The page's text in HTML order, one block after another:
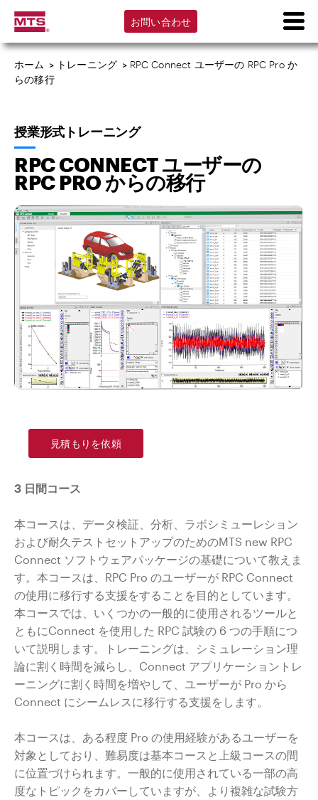
お問い合わせ
ホーム > トレーニング > RPC Connect ユーザーの RPC Pro か
らの移行
授業形式トレーニング
RPC CONNECT ユーザーの
RPC PRO からの移行
見積もりを依頼
3 日間コース
本コースは、データ検証、分析、ラボシミューレション
および耐久テストセットアップのためのMTS new RPC
Connect ソフトウェアパッケージの基礎について教えま
す。本コースは、RPC Pro のユーザーが RPC Connect
の使用に移行する支援をすることを目的としています。
本コースでは、いくつかの一般的に使用されるツールと
ともにConnect を使用した RPC 試験の 6 つの手順につ
いて説明します。トレーニングは、シミュレーション理
論に割く時間を減らし、Connect アプリケーショントレ
ーニングに割く時間を増やして、ユーザーが Pro から
Connect にシームレスに移行する支援をします。
本コースは、ある程度 Pro の使用経験があるユーザーを
対象としており、難易度は基本コースと上級コースの間
に位置づけられます。一般的に使用されている一部の高
度なトピックをカバーしていますが、より複雑な試験方